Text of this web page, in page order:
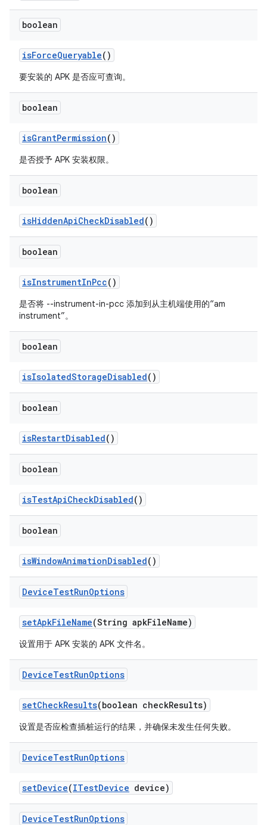
boolean
isForceQueryable()
要安装的 APK 是否应可查询。
boolean
isGrantPermission()
是否授予 APK 安装权限。
boolean
isHiddenApiCheckDisabled()
boolean
isInstrumentInPcc()
是否将 --instrument-in-pcc 添加到从主机端使用的“am
instrument”。
boolean
isIsolatedStorageDisabled()
boolean
isRestartDisabled()
boolean
isTestApiCheckDisabled()
boolean
isWindowAnimationDisabled()
DeviceTestRunOptions
setApkFileName(String apkFileName)
设置用于 APK 安装的 APK 文件名。
DeviceTestRunOptions
setCheckResults(boolean checkResults)
设置是否应检查插桩运行的结果，并确保未发生任何失败。
DeviceTestRunOptions
setDevice(ITestDevice device)
DeviceTestRunOptions